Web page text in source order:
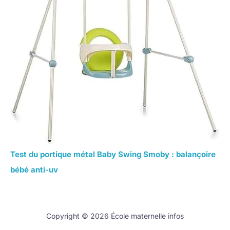
Test du portique métal Baby Swing Smoby : balançoire
bébé anti-uv
Copyright © 2026 École maternelle infos